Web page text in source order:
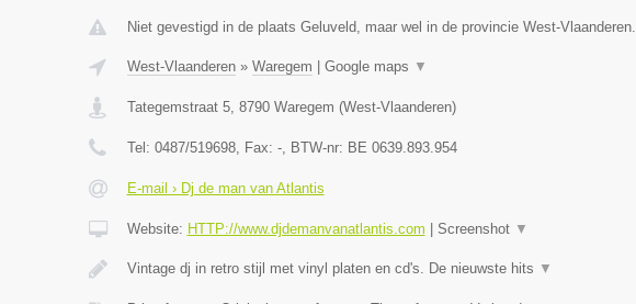
Niet gevestigd in de plaats Geluveld, maar wel in de provincie West-Vlaanderen.
West-Vlaanderen» Waregem Google maps ▼
Tategemstraat 5, 8790 Waregem (West-Vlaanderen)
Tel: 0487/519698, Fax: -, BTW-nr: BE 0639.893.954
E-mail › Dj de man van Atlantis
Website: HTTP://www.djdemanvanatlantis.com Screenshot ▼
Vintage dj in retro stijl met vinyl platen en cd's. De nieuwste hits ▼